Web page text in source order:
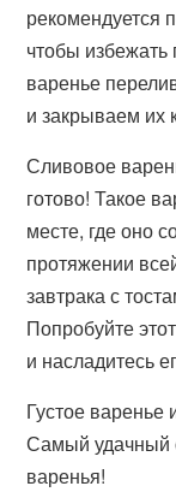
рекомендуется
чтобы избежать
варенье
и закрываем их
Сливовое
готово! Такое
месте, где оно
протяжении
завтрака с
Попробуйте
и насладитесь
Густое варенье
Самый удачный
варенья!